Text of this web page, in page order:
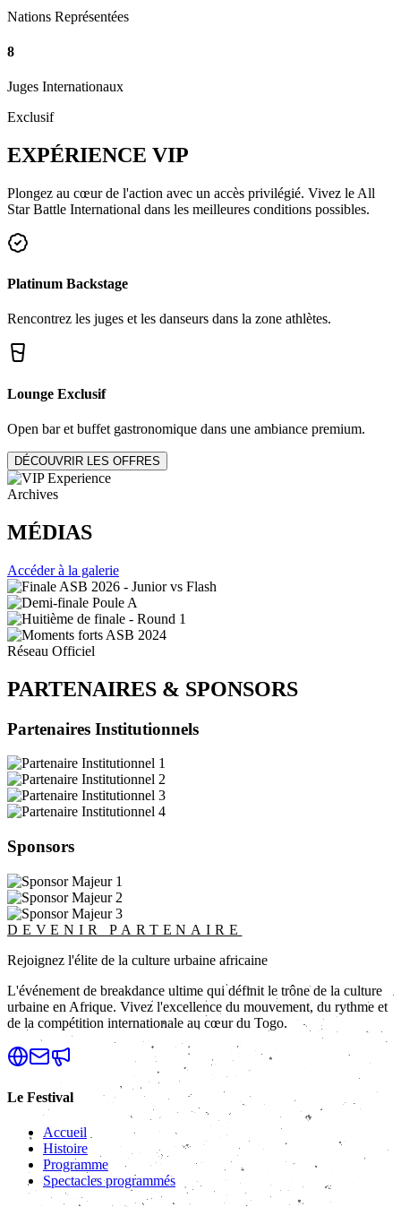
Nations Représentées
8
Juges Internationaux
Exclusif
EXPÉRIENCE VIP
Plongez au cœur de l'action avec un accès privilégié. Vivez le All
Star Battle International dans les meilleures conditions possibles.
Platinum Backstage
Rencontrez les juges et les danseurs dans la zone athlètes.
Lounge Exclusif
Open bar et buffet gastronomique dans une ambiance premium.
DÉCOUVRIR LES OFFRES
Archives
MÉDIAS
Accéder à la galerie
Réseau Officiel
PARTENAIRES & SPONSORS
Partenaires Institutionnels
Sponsors
DEVENIR PARTENAIRE
Rejoignez l'élite de la culture urbaine africaine
L'événement de breakdance ultime qui définit le trône de la culture
urbaine en Afrique. Vivez l'excellence du mouvement, du rythme et
de la compétition internationale au cœur du Togo.
Le Festival
Accueil
Histoire
Programme
Spectacles programmés